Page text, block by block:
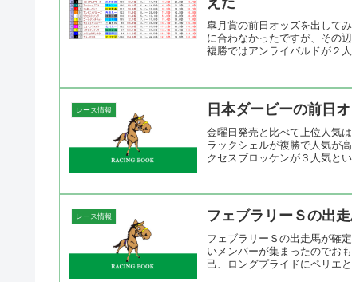
皐月賞の前日オッズを出して
に合わなかったですが、その
複勝ではアンライバルドが２
レース情報 日本ダービーの前日
金曜日発売と比べて上位人気
ラックシェルが複勝で人気が
クセスブロッケンが３人気と
レース情報 フェブラリーＳの出
フェブラリーＳの出走馬が確
いメンバーが集まったのでお
己、ロングプライドにペリエ